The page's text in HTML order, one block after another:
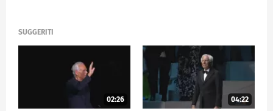
SUGGERITI
02:26 04:22